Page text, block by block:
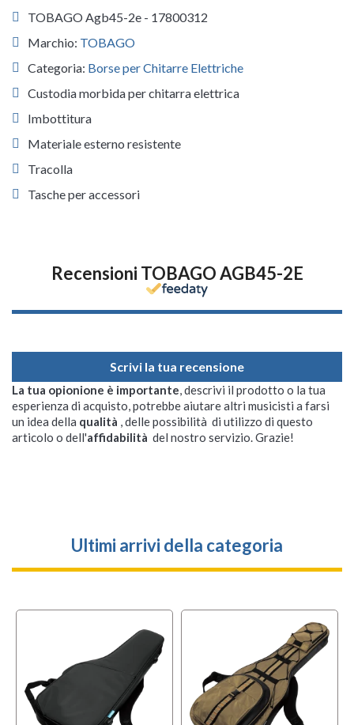
TOBAGO Agb45-2e - 17800312
Marchio: TOBAGO
Categoria: Borse per Chitarre Elettriche
Custodia morbida per chitarra elettrica
Imbottitura
Materiale esterno resistente
Tracolla
Tasche per accessori
Recensioni TOBAGO AGB45-2E
Scrivi la tua recensione
La tua opionione è importante, descrivi il prodotto o la tua
esperienza di acquisto, potrebbe aiutare altri musicisti a farsi
un idea della qualità , delle possibilità di utilizzo di questo
articolo o dell'affidabilità del nostro servizio. Grazie!
Ultimi arrivi della categoria